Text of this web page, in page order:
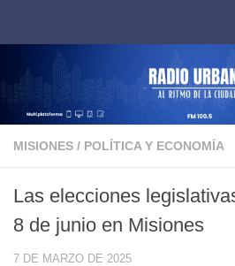
MISIONES / POLÍTICA Y ECONOMÍA
Las elecciones
8 de junio en Misiones
7 DE MARZO DE 2025